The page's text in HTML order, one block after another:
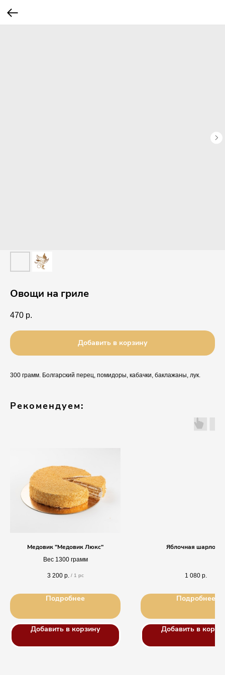
Овощи на гриле
470 р.
Добавить в корзину
300 грамм. Болгарский перец, помидоры, кабачки, баклажаны, лук.
Рекомендуем:
Медовик "Медовик Люкс"
Вес 1300 грамм
3 200 р. / 1 pc
Подробнее
Добавить в корзину
Яблочная шарлотка
1 080 р.
Подробнее
Добавить в